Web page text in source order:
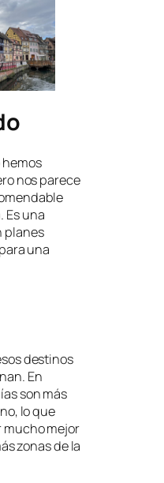
hemos
nos parece
Es una
planes
una
destinos
En
son más
lo que
mejor
zonas de la